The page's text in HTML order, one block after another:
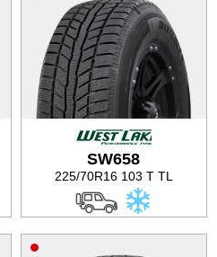
SW658
225/70R16 103 T TL